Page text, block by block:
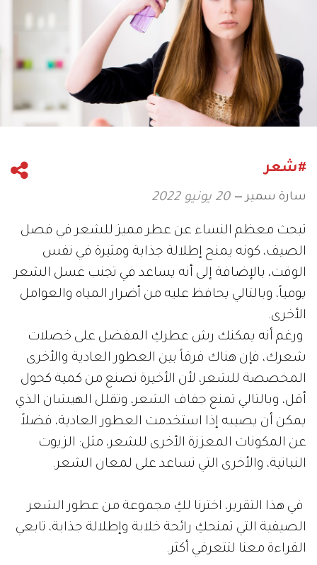
#شعر
سارة سمير 20 يونيو 2022
تبحث معظم النساء عن عطر مميز للشعر في فصل
الصيف، كونه يمنح إطلالة جذابة ومثيرة في نفس
الوقت، بالإضافة إلى أنه يساعد في تجنب غسل الشعر
يومياً، وبالتالي يحافظ عليه من أضرار المياه والعوامل
الأخرى.
ورغم أنه يمكنك رش عطركِ المفضل على خصلات
شعرك، فإن هناك فرقاً بين العطور العادية والأخرى
المخصصة للشعر، لأن الأخيرة تصنع من كمية كحول
أقل، وبالتالي تمنع جفاف الشعر، وتقلل الهيشان الذي
يمكن أن يصيبه إذا استخدمت العطور العادية، فضلاً
عن المكونات المعززة الأخرى للشعر، مثل: الزيوت
النباتية، والأخرى التي تساعد على لمعان الشعر.
في هذا التقرير، اخترنا لكِ مجموعة من عطور الشعر
الصيفية التي تمنحكِ رائحة خلابة وإطلالة جذابة، تابعي
القراءة معنا لتتعرفي أكثر.